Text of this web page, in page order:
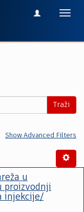
Traži
Show Advanced Filters
u
proizvodnji
injekcije/